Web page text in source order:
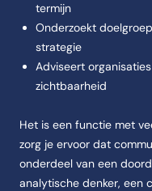
termijn
Onderzoekt
strategie
Adviseert
zichtbaarheid
Het is een functie met
zorg je ervoor dat
onderdeel van een
analytische denker, een